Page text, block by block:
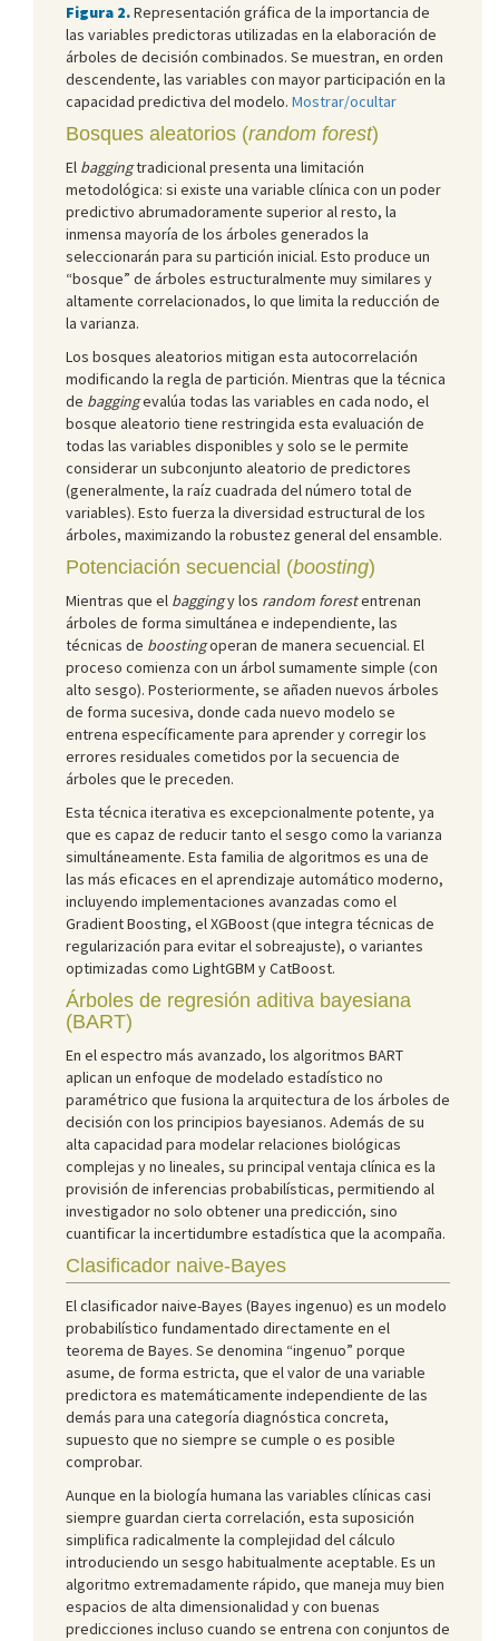
Figura 2.Representación gráfica de la importancia de
las variables predictoras utilizadas en la elaboración de
árboles de decisión combinados. Se muestran, en orden
descendente, las variables con mayor participación en la
capacidad predictiva del modelo. Mostrar/ocultar
Bosques aleatorios (random forest)
El baggingtradicional presenta una limitación
metodológica: si existe una variable clínica con un poder
predictivo abrumadoramente superior al resto, la
inmensa mayoría de los árboles generados la
seleccionarán para su partición inicial. Esto produce un
“bosque” de árboles estructuralmente muy similares y
altamente correlacionados, lo que limita la reducción de
la varianza.
Los bosques aleatorios mitigan esta autocorrelación
modificando la regla de partición. Mientras que la técnica
de baggingevalúa todas las variables en cada nodo, el
bosque aleatorio tiene restringida esta evaluación de
todas las variables disponibles y solo se le permite
considerar un subconjunto aleatorio de predictores
(generalmente, la raíz cuadrada del número total de
variables). Esto fuerza la diversidad estructural de los
árboles, maximizando la robustez general del ensamble.
Potenciación secuencial (boosting)
Mientras que el baggingy los random forestentrenan
árboles de forma simultánea e independiente, las
técnicas de boostingoperan de manera secuencial. El
proceso comienza con un árbol sumamente simple (con
alto sesgo). Posteriormente, se añaden nuevos árboles
de forma sucesiva, donde cada nuevo modelo se
entrena específicamente para aprender y corregir los
errores residuales cometidos por la secuencia de
árboles que le preceden.
Esta técnica iterativa es excepcionalmente potente, ya
que es capaz de reducir tanto el sesgo como la varianza
simultáneamente. Esta familia de algoritmos es una de
las más eficaces en el aprendizaje automático moderno,
incluyendo implementaciones avanzadas como el
Gradient Boosting, el XGBoost (que integra técnicas de
regularización para evitar el sobreajuste), o variantes
optimizadas como LightGBM y CatBoost.
Árboles de regresión aditiva bayesiana
(BART)
En el espectro más avanzado, los algoritmos BART
aplican un enfoque de modelado estadístico no
paramétrico que fusiona la arquitectura de los árboles de
decisión con los principios bayesianos. Además de su
alta capacidad para modelar relaciones biológicas
complejas y no lineales, su principal ventaja clínica es la
provisión de inferencias probabilísticas, permitiendo al
investigador no solo obtener una predicción, sino
cuantificar la incertidumbre estadística que la acompaña.
Clasificador naive-Bayes
El clasificador naive-Bayes (Bayes ingenuo) es un modelo
probabilístico fundamentado directamente en el
teorema de Bayes. Se denomina “ingenuo” porque
asume, de forma estricta, que el valor de una variable
predictora es matemáticamente independiente de las
demás para una categoría diagnóstica concreta,
supuesto que no siempre se cumple o es posible
comprobar.
Aunque en la biología humana las variables clínicas casi
siempre guardan cierta correlación, esta suposición
simplifica radicalmente la complejidad del cálculo
introduciendo un sesgo habitualmente aceptable. Es un
algoritmo extremadamente rápido, que maneja muy bien
espacios de alta dimensionalidad y con buenas
predicciones incluso cuando se entrena con conjuntos de